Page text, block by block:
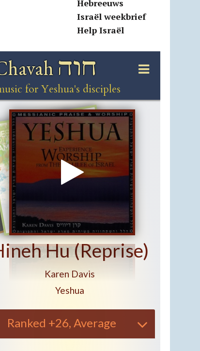
Hebreeuws
Israël weekbrief
Help Israël